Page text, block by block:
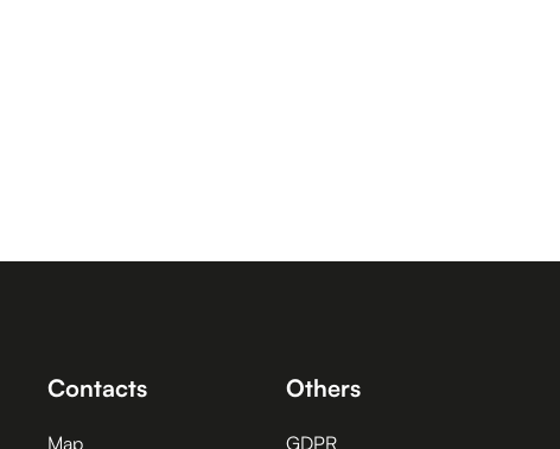
Contacts
Map
Others
GDPR